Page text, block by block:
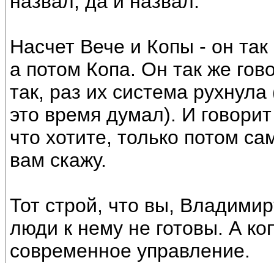
Насчет Вече и Копы - он
а потом Копа. Он так же
так, раз их система
это время думал). И
что хотите, только потом
вам скажу.
Тот строй, что вы,
люди к нему не готовы. А
современное управление.